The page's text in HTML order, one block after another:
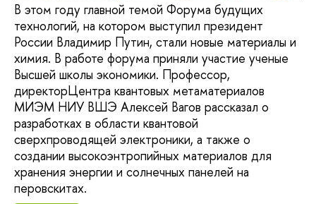
В этом году главной темой Форума будущих
технологий, на котором выступил президент
России Владимир Путин, стали новые материалы и
химия. В работе форума приняли участие ученые
Высшей школы экономики. Профессор,
директорЦентра квантовых метаматериалов
МИЭМ НИУ ВШЭ Алексей Вагов рассказал о
разработках в области квантовой
сверхпроводящей электроники, а также о
создании высокоэнтропийных материалов для
хранения энергии и солнечных панелей на
перовскитах.